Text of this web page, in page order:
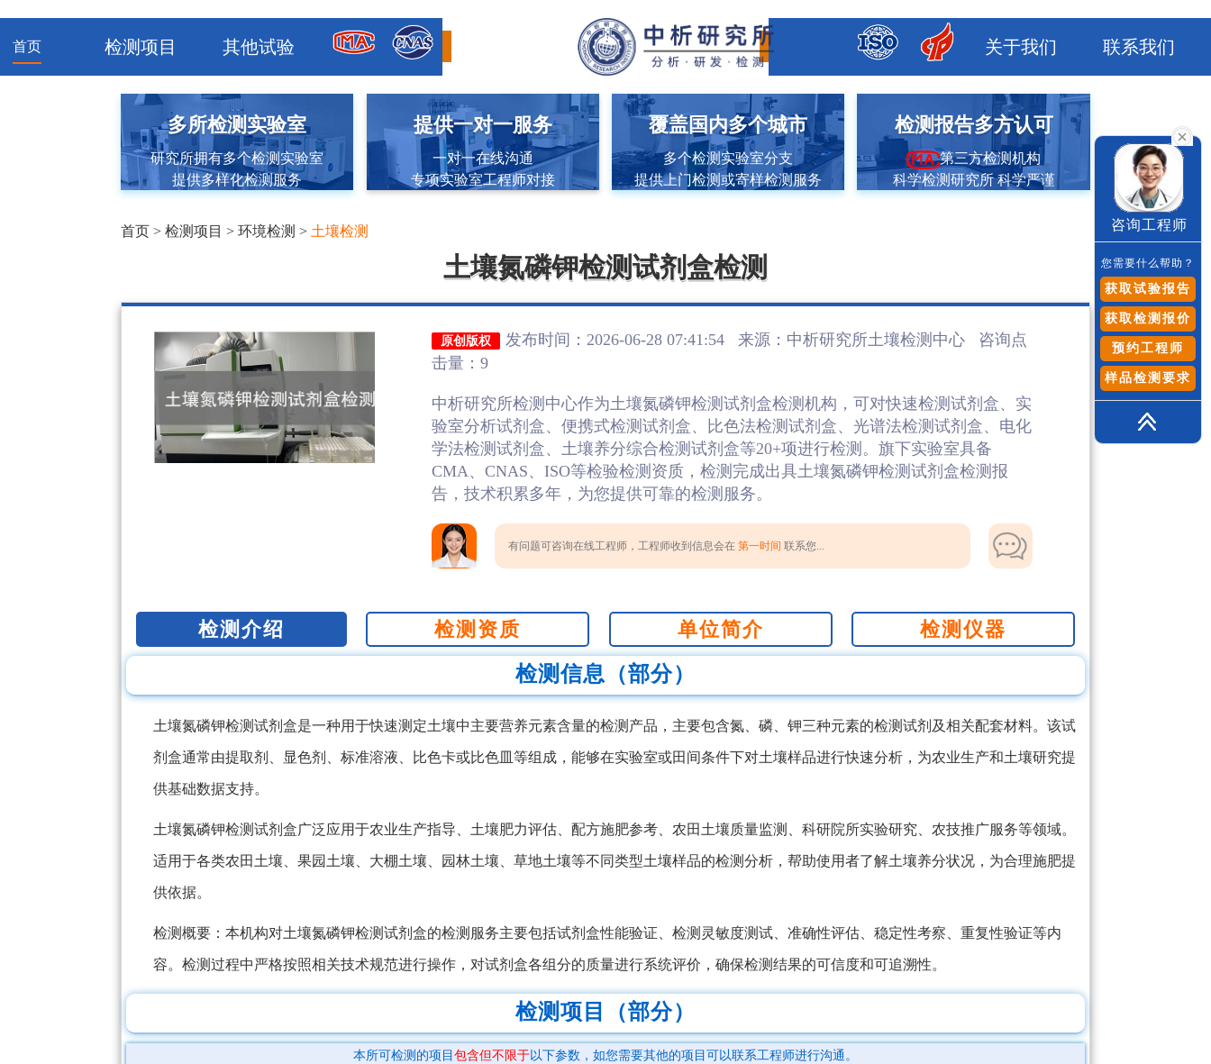
首页 检测项目 其他试验 关于我们 联系我们
多所检测实验室
研究所拥有多个检测实验室
提供多样化检测服务
提供一对一服务
一对一在线沟通
专项实验室工程师对接
覆盖国内多个城市
多个检测实验室分支
提供上门检测或寄样检测服务
检测报告多方认可
第三方检测机构
科学检测研究所 科学严谨
首页 >检测项目 >环境检测 > 土壤检测
土壤氮磷钾检测试剂盒检测
原创版权 发布时间：2026-06-28 07:41:54 来源： 中析研究所土壤检测 中心 咨询点
击量：9
中析研究所检测中心作为土壤氮磷钾检测试剂盒检测机构，可对快速检测试剂盒、实
验室分析试剂盒、便携式检测试剂盒、比色法检测试剂盒、光谱法检测试剂盒、电化
学法检测试剂盒、土壤养分综合检测试剂盒等20+项进行检测。旗下实验室具备
CMA、CNAS、ISO等检验检测资质，检测完成出具土壤氮磷钾检测试剂盒检测报
告，技术积累多年，为您提供可靠的检测服务。
有问题可咨询在线工程师，工程师收到信息会在 第一时间 联系您...
检测介绍 检测资质 单位简介 检测仪器
检测信息（部分）
土壤氮磷钾检测试剂盒是一种用于快速测定土壤中主要营养元素含量的检测产品，主要包含氮、磷、钾三种元素的检测试剂及相关配套材料。该试
剂盒通常由提取剂、显色剂、标准溶液、比色卡或比色皿等组成，能够在实验室或田间条件下对土壤样品进行快速分析，为农业生产和土壤研究提
供基础数据支持。
土壤氮磷钾检测试剂盒广泛应用于农业生产指导、土壤肥力评估、配方施肥参考、农田土壤质量监测、科研院所实验研究、农技推广服务等领域。
适用于各类农田土壤、果园土壤、大棚土壤、园林土壤、草地土壤等不同类型土壤样品的检测分析，帮助使用者了解土壤养分状况，为合理施肥提
供依据。
检测概要：本机构对土壤氮磷钾检测试剂盒的检测服务主要包括试剂盒性能验证、检测灵敏度测试、准确性评估、稳定性考察、重复性验证等内
容。检测过程中严格按照相关技术规范进行操作，对试剂盒各组分的质量进行系统评价，确保检测结果的可信度和可追溯性。
检测项目（部分）
本所可检测的项目 包含但不限于以下参数，如您需要其他的项目可以联系工程师进行沟通。
咨询工程师
您需要什么帮助？
获取试验报告
获取检测报价
预约工程师
样品检测要求